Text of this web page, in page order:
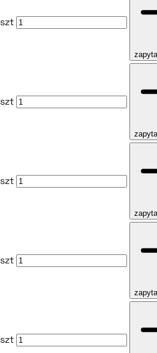
szt
szt
szt
szt
szt